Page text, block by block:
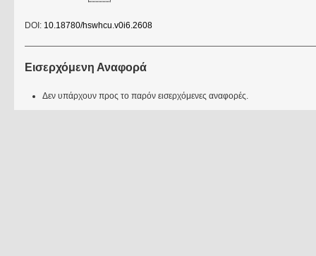
DOI: 10.18780/hswhcu.v0i6.2608
Εισερχόμενη Αναφορά
Δεν υπάρχουν προς το παρόν εισερχόμενες αναφορές.